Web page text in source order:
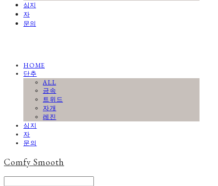
심지
자
문의
HOME
단추
ALL
금속
트위드
자개
레진
심지
자
문의
Comfy Smooth